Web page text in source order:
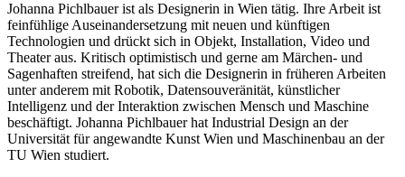
Johanna Pichlbauer ist als Designerin in Wien tätig. Ihre Arbeit ist
feinfühlige Auseinandersetzung mit neuen und künftigen
Technologien und drückt sich in Objekt, Installation, Video und
Theater aus. Kritisch optimistisch und gerne am Märchen- und
Sagenhaften streifend, hat sich die Designerin in früheren Arbeiten
unter anderem mit Robotik, Datensouveränität, künstlicher
Intelligenz und der Interaktion zwischen Mensch und Maschine
beschäftigt. Johanna Pichlbauer hat Industrial Design an der
Universität für angewandte Kunst Wien und Maschinenbau an der
TU Wien studiert.